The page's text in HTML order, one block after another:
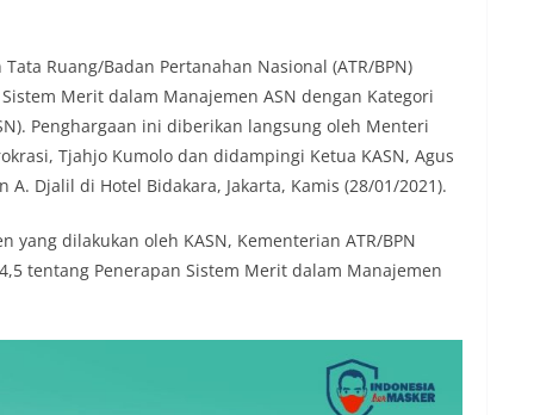
Ruang/Badan Pertanahan Nasional (ATR/BPN)
Merit dalam Manajemen ASN dengan Kategori
Penghargaan ini diberikan langsung oleh Menteri
Tjahjo Kumolo dan didampingi Ketua KASN, Agus
Djalil di Hotel Bidakara, Jakarta, Kamis (28/01/2021).
dilakukan oleh KASN, Kementerian ATR/BPN
tentang Penerapan Sistem Merit dalam Manajemen